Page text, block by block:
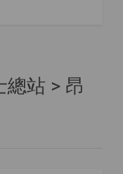
站 > 昂